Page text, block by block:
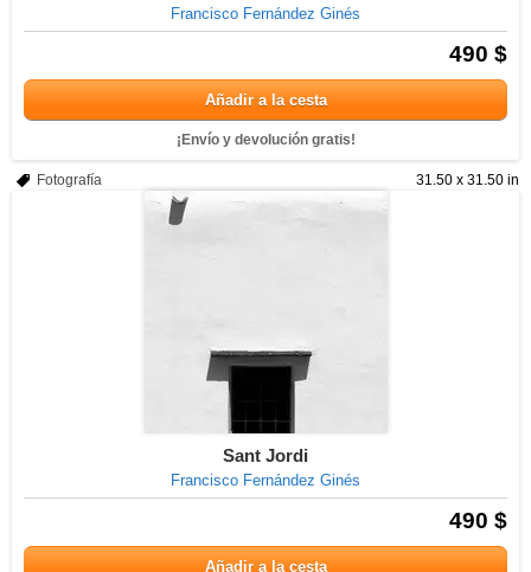
Francisco Fernández Ginés
490 $
Añadir a la cesta
¡Envío y devolución gratis!
31.50 x 31.50 in
Fotografía
Sant Jordi
Francisco Fernández Ginés
490 $
Añadir a la cesta